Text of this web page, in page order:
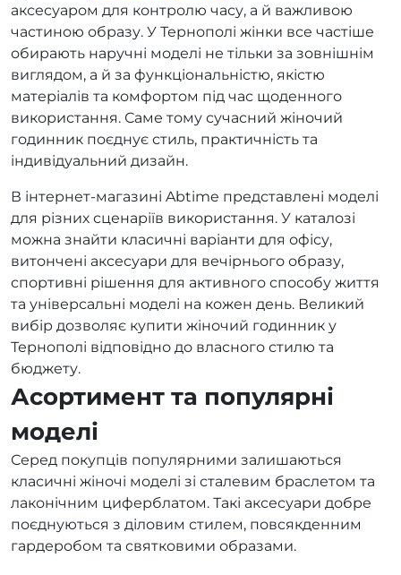
аксесуаром для контролю часу, а й важливою
частиною образу. У Тернополі жінки все частіше
обирають наручні моделі не тільки за зовнішнім
виглядом, а й за функціональністю, якістю
матеріалів та комфортом під час щоденного
використання. Саме тому сучасний жіночий
годинник поєднує стиль, практичність та
індивідуальний дизайн.
В інтернет-магазині Abtime представлені моделі
для різних сценаріїв використання. У каталозі
можна знайти класичні варіанти для офісу,
витончені аксесуари для вечірнього образу,
спортивні рішення для активного способу життя
та універсальні моделі на кожен день. Великий
вибір дозволяє купити жіночий годинник у
Тернополі відповідно до власного стилю та
бюджету.
Асортимент та популярні
моделі
Серед покупців популярними залишаються
класичні жіночі моделі зі сталевим браслетом та
лаконічним циферблатом. Такі аксесуари добре
поєднуються з діловим стилем, повсякденним
гардеробом та святковими образами.